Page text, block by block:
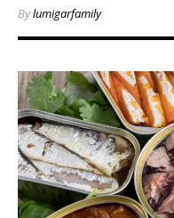
Bylumigarfamily